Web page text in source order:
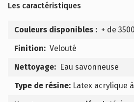
Les caractéristiques
Couleurs disponibles : + de
Finition: Velouté
Nettoyage: Eau savonneuse
Type de résine: Latex acrylique